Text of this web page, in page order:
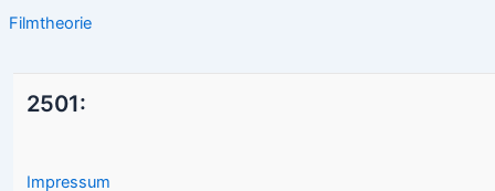
Filmtheorie
2501:
Impressum